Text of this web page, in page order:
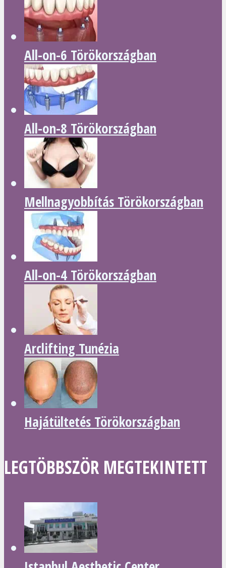
All-on-6 Törökországban
All-on-8 Törökországban
Mellnagyobbítás Törökországban
All-on-4 Törökországban
Arclifting Tunézia
Hajátültetés Törökországban
LEGTÖBBSZÖR MEGTEKINTETT